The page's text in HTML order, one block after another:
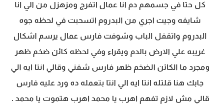
كل حتا في جسمهم دم انا عمال اتفرج ومزهزل من الي انا
شايفه وجيت اجري من البدروم اتسحبت في لحظه جوه
البدروم واتقفل الباب وشوفت فارس عمال يرسم اشكال
غريبه علي الارض بالدم ويقراء وفي لحظه كائن ضخم ظهر
ومجرد ما الكائن الضخم ظهر فارس شفني وقالي انتا ايه الي
جابك هنا قلتله انتا ايه الي انتا بتعمله ده ورد عليه فارس
قالي مش لازم تفهم اهرب يا محمد اهرب هتموت يا محمد .